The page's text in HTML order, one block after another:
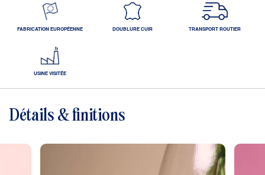
FABRICATION EUROPÉENNE DOUBLURE CUIR TRANSPORT ROUTIER
USINE VISITÉE
Détails & finitions